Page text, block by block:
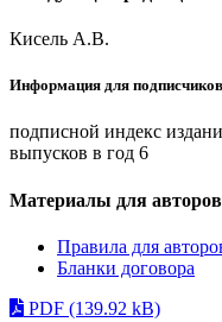
Кисель А.В.
Информация для
подписной индекс
выпусков в год 6
Материалы для авторов
Правила для
Бланки договора
PDF (139.92 kB)